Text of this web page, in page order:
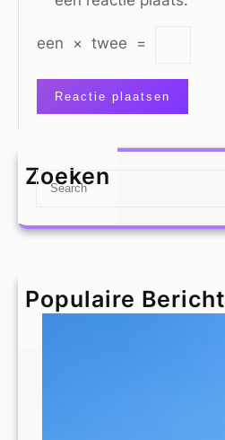
een × twee =
Zoeken
S
a
h
Populaire